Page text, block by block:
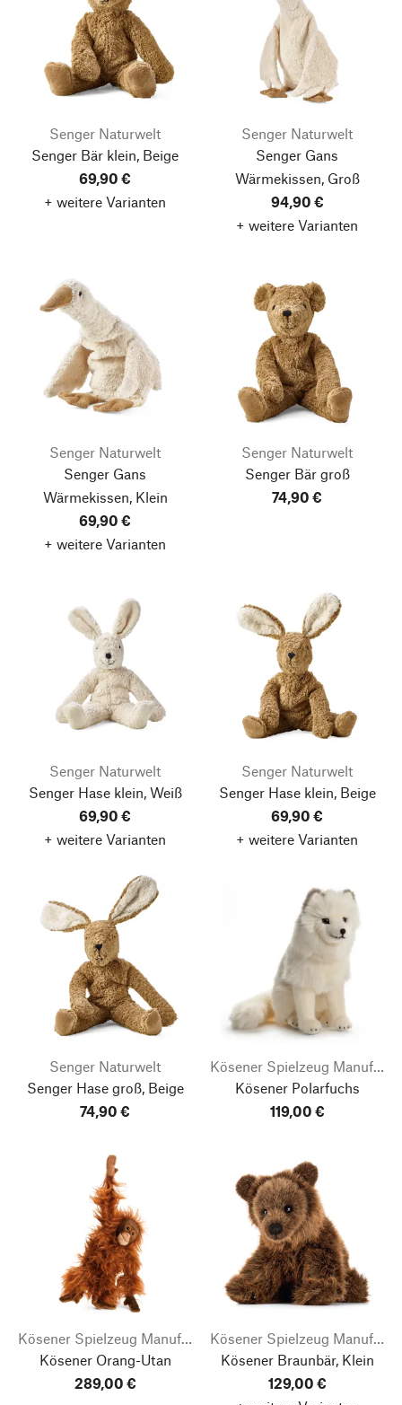
Senger Naturwelt
Senger Bär klein, Beige
69,90 €
+ weitere Varianten
Senger Naturwelt
Senger Gans
Wärmekissen, Groß
94,90 €
+ weitere Varianten
Senger Naturwelt
Senger Gans
Wärmekissen, Klein
69,90 €
+ weitere Varianten
Senger Naturwelt
Senger Bär groß
74,90 €
Senger Naturwelt
Senger Hase klein, Weiß
69,90 €
+ weitere Varianten
Senger Naturwelt
Senger Hase klein, Beige
69,90 €
+ weitere Varianten
Senger Naturwelt
Senger Hase groß, Beige
74,90 €
Kösener Spielzeug Manufaktur
Kösener Polarfuchs
119,00 €
Kösener Spielzeug Manufaktur
Kösener Orang-Utan
289,00 €
Kösener Spielzeug Manufaktur
Kösener Braunbär, Klein
129,00 €